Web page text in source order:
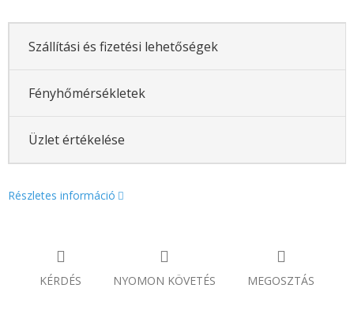
Szállítási és fizetési lehetőségek
Fényhőmérsékletek
Üzlet értékelése
Részletes információ
KÉRDÉS NYOMON KÖVETÉS MEGOSZTÁS